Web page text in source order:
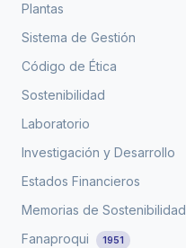
Plantas
Sistema de Gestión
Código de Ética
Sostenibilidad
Laboratorio
Investigación y Desarrollo
Estados Financieros
Memorias de Sostenibilidad
Fanaproqui
1951